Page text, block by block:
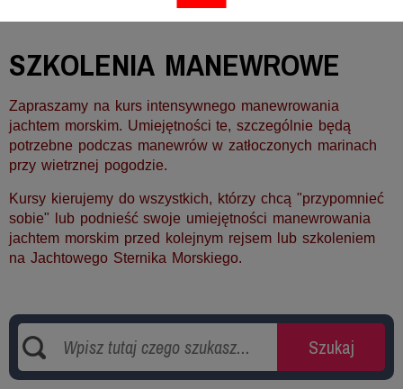
SZKOLENIA MANEWROWE
Zapraszamy na kurs intensywnego manewrowania
jachtem morskim. Umiejętności te, szczególnie będą
potrzebne podczas manewrów w zatłoczonych marinach
przy wietrznej pogodzie.
Kursy kierujemy do wszystkich, którzy chcą "przypomnieć
sobie" lub podnieść swoje umiejętności manewrowania
jachtem morskimprzed kolejnym rejsem lub szkoleniem
na Jachtowego Sternika Morskiego.